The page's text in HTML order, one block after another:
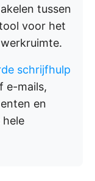
tussen
voor het
schrijfhulp
e-mails,
en